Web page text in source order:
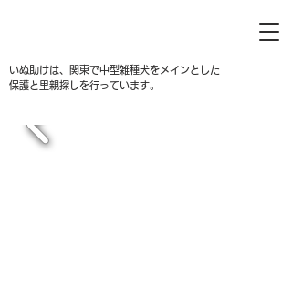
いぬ助けは、関東で中型雑種犬をメインとした
保護と里親探しを行っています。